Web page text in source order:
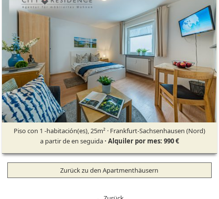
Piso con 1 -habitación(es), 25m² · Frankfurt-Sachsenhausen (Nord)
a partir de en seguida· Alquiler por mes: 990 €
Zurück zu den Apartmenthäusern